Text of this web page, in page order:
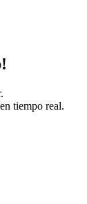
tiempo real.